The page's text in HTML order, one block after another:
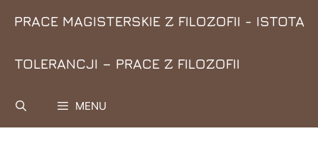
PRACE MAGISTERSKIE Z FILOZOFII - ISTOTA
TOLERANCJI – PRACE Z FILOZOFII
MENU